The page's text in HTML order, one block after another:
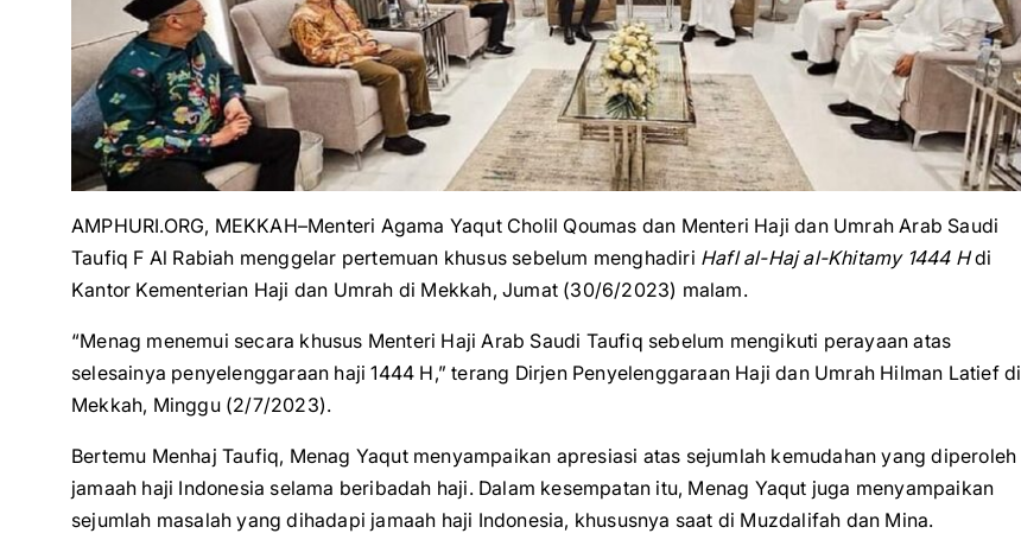
AMPHURI.ORG, MEKKAH–Menteri Agama Yaqut Cholil Qoumas dan Menteri Haji dan Umrah Arab Saudi
Taufiq F Al Rabiah menggelar pertemuan khusus sebelum menghadiri Hafl al-Haj al-Khitamy 1444 Hdi
Kantor Kementerian Haji dan Umrah di Mekkah, Jumat (30/6/2023) malam.
“Menag menemui secara khusus Menteri Haji Arab Saudi Taufiq sebelum mengikuti perayaan atas
selesainya penyelenggaraan haji 1444 H,” terang Dirjen Penyelenggaraan Haji dan Umrah Hilman Latief di
Mekkah, Minggu (2/7/2023).
Bertemu Menhaj Taufiq, Menag Yaqut menyampaikan apresiasi atas sejumlah kemudahan yang diperoleh
jamaah haji Indonesia selama beribadah haji. Dalam kesempatan itu, Menag Yaqut juga menyampaikan
sejumlah masalah yang dihadapi jamaah haji Indonesia, khususnya saat di Muzdalifah dan Mina.